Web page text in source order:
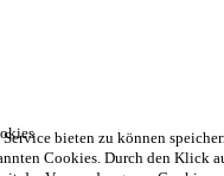
bieten zu können
Cookies. Durch den Klick